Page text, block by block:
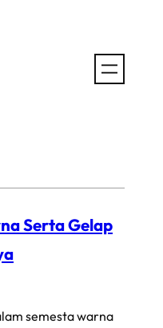
Serta Gelap
semesta warna